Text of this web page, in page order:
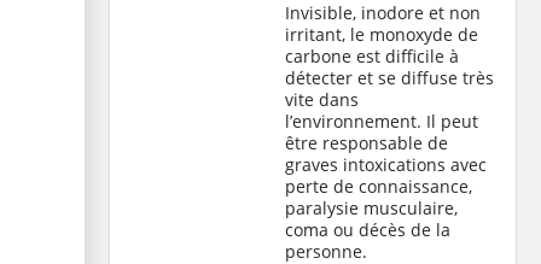
Invisible, inodore et non
irritant, le monoxyde de
carbone est difficile à
détecter et se diffuse très
vite dans
l’environnement. Il peut
être responsable de
graves intoxications avec
perte de connaissance,
paralysie musculaire,
coma ou décès de la
personne.